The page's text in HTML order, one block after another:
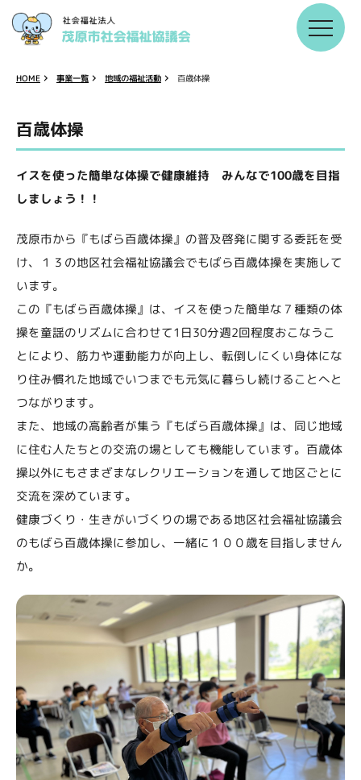
HOME 事業一覧 地域の福祉活動 百歳体操
百歳体操
イスを使った簡単な体操で健康維持 みんなで100歳を目指
しましょう！！
茂原市から『もばら百歳体操』の普及啓発に関する委託を受
け、１３の地区社会福祉協議会でもばら百歳体操を実施して
います。
この『もばら百歳体操』は、イスを使った簡単な７種類の体
操を童謡のリズムに合わせて1日30分週2回程度おこなうこ
とにより、筋力や運動能力が向上し、転倒しにくい身体にな
り住み慣れた地域でいつまでも元気に暮らし続けることへと
つながります。
また、地域の高齢者が集う『もばら百歳体操』は、同じ地域
に住む人たちとの交流の場としても機能しています。百歳体
操以外にもさまざまなレクリエーションを通して地区ごとに
交流を深めています。
健康づくり・生きがいづくりの場である地区社会福祉協議会
のもばら百歳体操に参加し、一緒に１００歳を目指しません
か。